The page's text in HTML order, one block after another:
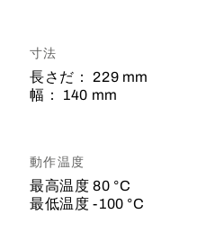
寸法
長さだ：
229 mm
幅：
140 mm
動作温度
最高温度 80 °C
最低温度 -100 °C